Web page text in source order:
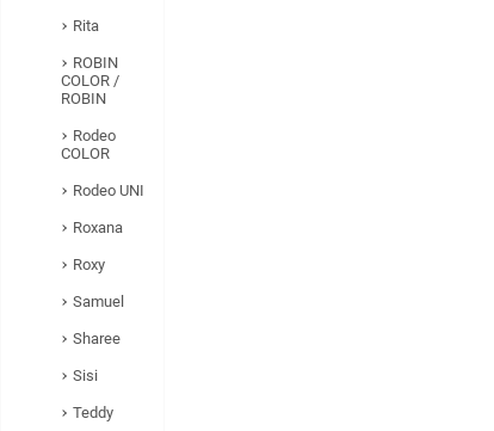
Rita
ROBIN
COLOR /
ROBIN
Rodeo
COLOR
Rodeo UNI
Roxana
Roxy
Samuel
Sharee
Sisi
Teddy